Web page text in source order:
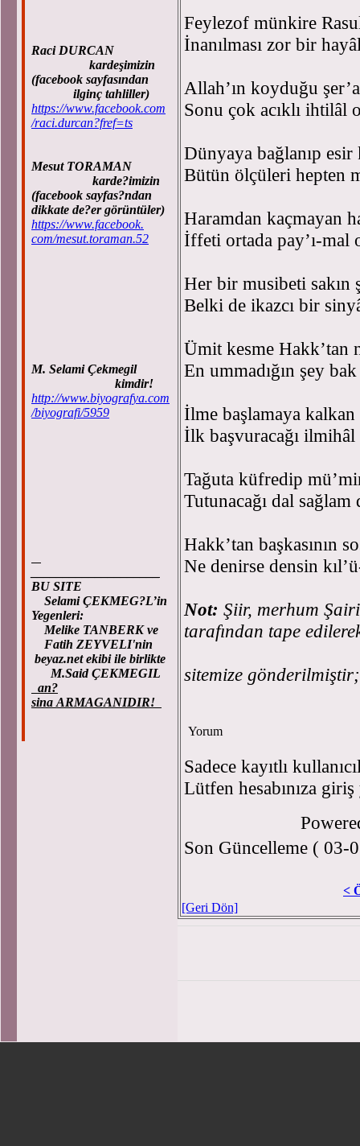
Raci DURCAN
kardeşimizin
(facebook sayfasından
ilginç tahliller)
https://www.facebook.com
/raci.durcan?fref=ts
Mesut TORAMAN
karde?imizin
(facebook sayfas?ndan
dikkate de?er görüntüler)
https://www.facebook.
com/mesut.toraman.52
M. Selami Çekmegil
kimdir!
http://www.biyografya.com
/biyografi/5959
BU SITE
Selami ÇEKMEG?L’in
Yegenleri:
Melike TANBERK ve
Fatih ZEYVELI'nin
beyaz.net ekibi ile birlikte
M.Said ÇEKMEGIL
an?
sina ARMAGANIDIR!
Feylezof münkire
İnanılması zor bir
Allah’ın koyduğu
Sonu çok acıklı ihtilâl
Dünyaya bağlanıp esir
Bütün ölçüleri hepten
Haramdan kaçmayan
İffeti ortada pay’ı-mal
Her bir musibeti sakın
Belki de ikazcı bir
Ümit kesme Hakk’tan
En ummadığın şey
İlme başlamaya
İlk başvuracağı
Tağuta küfredip
Tutunacağı dal
Hakk’tan başkasının
Ne denirse densin
Not: Şiir, merhum
tarafından tape
sitemize
Yorum
Sadece kayıtlı
Lütfen hesabınıza
Son Güncelleme ( 03-
<
[Geri Dön]